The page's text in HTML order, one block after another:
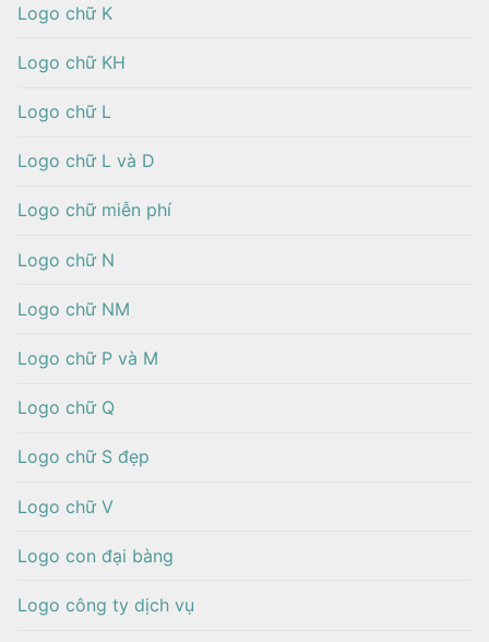
Logo chữ K
Logo chữ KH
Logo chữ L
Logo chữ L và D
Logo chữ miễn phí
Logo chữ N
Logo chữ NM
Logo chữ P và M
Logo chữ Q
Logo chữ S đẹp
Logo chữ V
Logo con đại bàng
Logo công ty dịch vụ